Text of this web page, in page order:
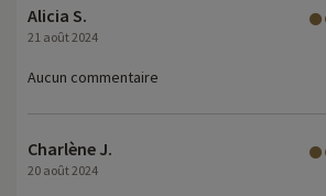
Alicia S.
21 août 2024
Aucun commentaire
Charlène J.
20 août 2024